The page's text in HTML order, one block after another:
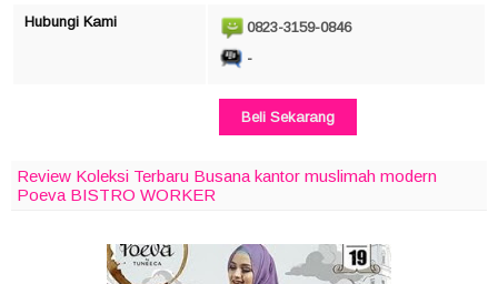
Hubungi Kami
0823-3159-0846
-
Beli Sekarang
Review Koleksi Terbaru Busana kantor muslimah modern
Poeva BISTRO WORKER